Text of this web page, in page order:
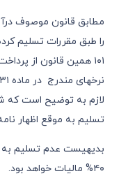
مطابق قانون موصوف
را طبق مقررات تسلیم
۱۰۱ همین قانون از
تسلیم به موقع اظهار
بدیهیست عدم تسلیم به
۴۰% مالیات خواهد بود.